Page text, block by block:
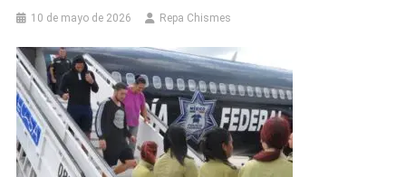
10 de mayo de 2026 Repa Chismes